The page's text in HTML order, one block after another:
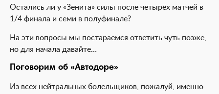
Остались ли у «Зенита» силы после четырёх матчей в
1/4 финала и семи в полуфинале?
На эти вопросы мы постараемся ответить чуть позже,
но для начала давайте…
Поговорим об «Автодоре»
Из всех нейтральных болельщиков, пожалуй, именно